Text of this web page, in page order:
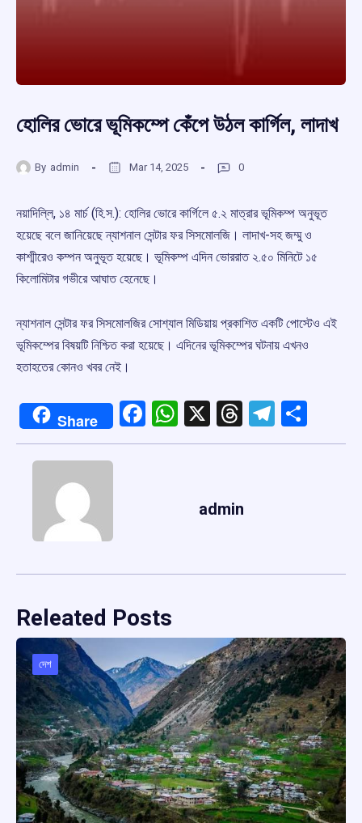
হোলির ভোরে ভূমিকম্পে কেঁপে উঠল কার্গিল, লাদাখ
By admin Mar 14, 2025 0
নয়াদিল্লি, ১৪ মার্চ (হি.স.): হোলির ভোরে কার্গিলে ৫.২ মাত্রার ভূমিকম্প অনুভূত
হয়েছে বলে জানিয়েছে ন্যাশনাল সেন্টার ফর সিসমোলজি। লাদাখ-সহ জম্মু ও
কাশ্মীরেও কম্পন অনুভূত হয়েছে। ভূমিকম্প এদিন ভোররাত ২.৫০ মিনিটে ১৫
কিলোমিটার গভীরে আঘাত হেনেছে।
ন্যাশনাল সেন্টার ফর সিসমোলজির সোশ্যাল মিডিয়ায় প্রকাশিত একটি পোস্টেও এই
ভূমিকম্পের বিষয়টি নিশ্চিত করা হয়েছে। এদিনের ভূমিকম্পের ঘটনায় এখনও
হতাহতের কোনও খবর নেই।
Share Facebook
WhatsApp
X Threads
admin
Releated Posts
দেশ